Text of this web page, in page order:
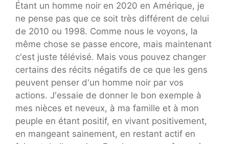
Étant un homme noir en 2020 en Amérique, je
ne pense pas que ce soit très différent de celui
de 2010 ou 1998. Comme nous le voyons, la
même chose se passe encore, mais maintenant
c'est juste télévisé. Mais vous pouvez changer
certains des récits négatifs de ce que les gens
peuvent penser d'un homme noir par vos
actions. J'essaie de donner le bon exemple à
mes nièces et neveux, à ma famille et à mon
peuple en étant positif, en vivant positivement,
en mangeant sainement, en restant actif en